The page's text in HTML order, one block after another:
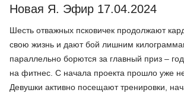
Новая Я. Эфир 17.04.2024
Шесть отважных псковичек продолжают
свою жизнь и дают бой лишним
параллельно борются за главный приз –
на фитнес. С начала проекта прошло уже
Девушки активно посещают тренировки,